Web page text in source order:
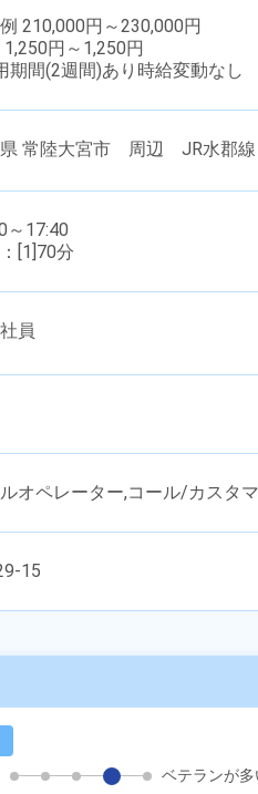
210,000円～230,000円
1,250円～1,250円
期間(2週間)あり時給変動なし
常陸大宮市 周辺 JR水郡線
～17:40
[1]70分
員
オペレーター,コール/カスタ
15
ベテランが多